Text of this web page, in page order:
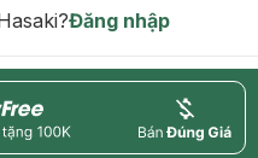
Đăng nhập